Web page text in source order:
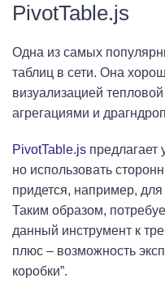
PivotTable.js
Одна из самых
таблиц в сети. Она
визуализацией
агрегациями и
PivotTable.js предлагает
но использовать
придется, например, для
Таким образом,
данный инструмент к
плюс – возможность
коробки”.